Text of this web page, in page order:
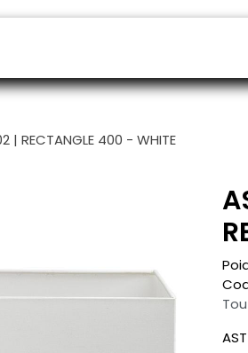
| RECTANGLE 400 - WHITE